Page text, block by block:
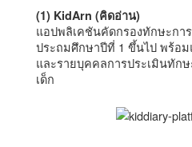
(1) KidArn (คิดอ่าน)
แอปพลิเคชันคัดกรองทักษะกา
ประถมศึกษาปีที่ 1 ขึ้นไป พร้อ
และรายบุคคลการประเมินทัก
เด็ก